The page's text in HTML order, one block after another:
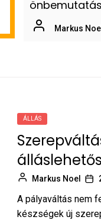
Markus Noel
ÁLLÁS
Markus Noel
A pályaváltás nem
készségek új